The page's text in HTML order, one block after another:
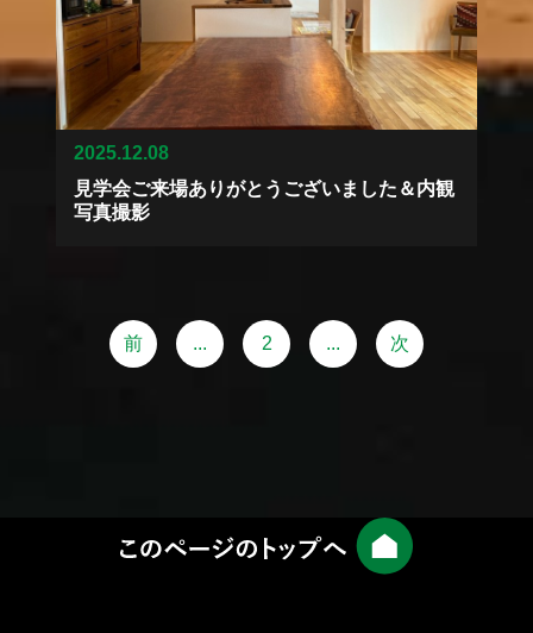
2025.12.08
見学会ご来場ありがとうございました＆内観
写真撮影
前 ... 2 ... 次